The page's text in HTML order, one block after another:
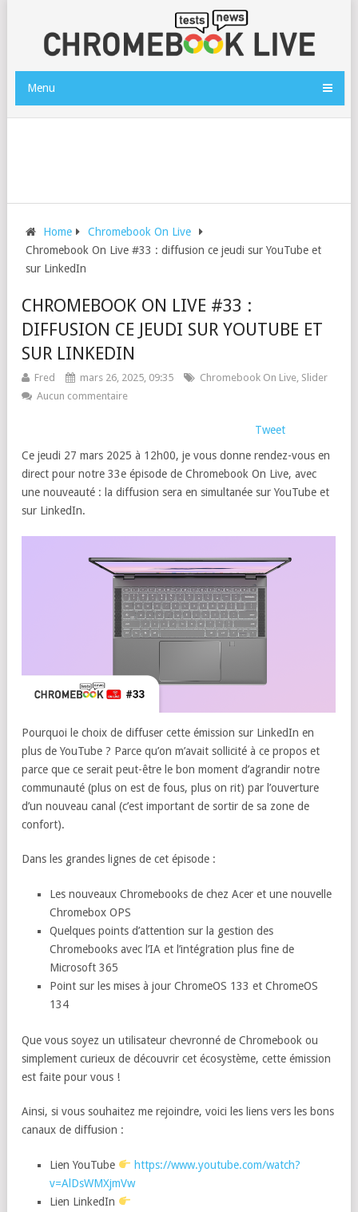
Menu
Home
Chromebook On Live
Chromebook On Live #33 : diffusion ce jeudi sur YouTube et
sur LinkedIn
CHROMEBOOK ON LIVE #33 :
DIFFUSION CE JEUDI SUR YOUTUBE ET
SUR LINKEDIN
Fred mars 26, 2025, 09:35 Chromebook On Live, Slider
Aucun commentaire
Tweet
Ce jeudi 27 mars 2025 à 12h00, je vous donne rendez-vous en
direct pour notre 33e épisode de Chromebook On Live, avec
une nouveauté : la diffusion sera en simultanée sur YouTube et
sur LinkedIn.
Pourquoi le choix de diffuser cette émission sur LinkedIn en
plus de YouTube ? Parce qu’on m’avait sollicité à ce propos et
parce que ce serait peut-être le bon moment d’agrandir notre
communauté (plus on est de fous, plus on rit) par l’ouverture
d’un nouveau canal (c’est important de sortir de sa zone de
confort).
Dans les grandes lignes de cet épisode :
Les nouveaux Chromebooks de chez Acer et une nouvelle
Chromebox OPS
Quelques points d’attention sur la gestion des
Chromebooks avec l’IA et l’intégration plus fine de
Microsoft 365
Point sur les mises à jour ChromeOS 133 et ChromeOS
134
Que vous soyez un utilisateur chevronné de Chromebook ou
simplement curieux de découvrir cet écosystème, cette émission
est faite pour vous !
Ainsi, si vous souhaitez me rejoindre, voici les liens vers les bons
canaux de diffusion :
Lien YouTube
https://www.youtube.com/watch?
v=AlDsWMXjmVw
Lien LinkedIn